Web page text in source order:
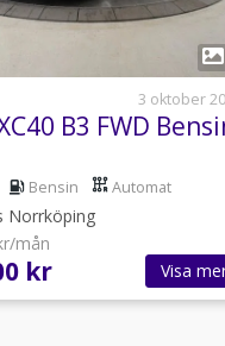
3 oktober
B3 FWD
Bensin Automat
Norrköping
mån
kr Visa